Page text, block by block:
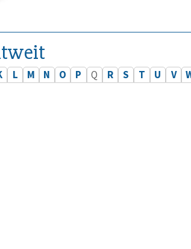
L M N O P Q R S T U V